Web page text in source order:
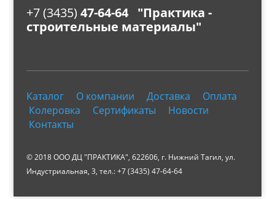
+7 (3435) 47-64-64 "Практика -
строительные материалы"
Каталог О компании Доставка
Оплата
Колеровка
Сертификаты
Новости
Контакты
© 2018 ООО ДЦ "ПРАКТИКА", 622606, г. Нижний Тагил, ул.
Индустриальная, 3, тел.: +7 (3435) 47-64-64